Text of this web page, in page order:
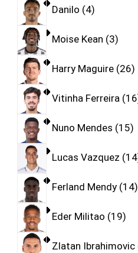
Danilo 4
Moise Kean 3
Harry Maguire 26
Vitinha Ferreira 16
Nuno Mendes 15
Lucas Vazquez 14
Ferland Mendy 14
Eder Militao 19
Zlatan Ibrahimovic